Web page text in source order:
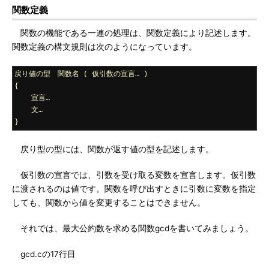
関数定義
関数の機能である一連の処理は、関数定義により記述します。
関数定義の構文規則は次のようになっています。
戻り値の型　関数名 ( 仮引数の宣言…
)
{
宣言…
文…
}
戻り型の型には、関数が返す値の型を記述します。
仮引数の宣言では、引数を受け取る変数を宣言します。仮引数
に渡されるのは値です。関数を呼び出すときに引数に変数を指定
しても、関数から値を変更することはできません。
それでは、最大公約数を求める関数gcdを書いてみましょう。
gcd.cの17行目